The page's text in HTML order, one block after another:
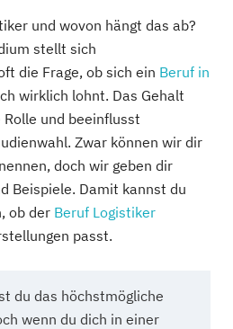
und wovon hängt das ab?
stellt sich
die Frage, ob sich ein Beruf in
wirklich lohnt. Das Gehalt
und beeinflusst
Zwar können wir dir
doch wir geben dir
Beispiele. Damit kannst du
ob der Beruf Logistiker
passt.
du das höchstmögliche
wenn du dich in einer